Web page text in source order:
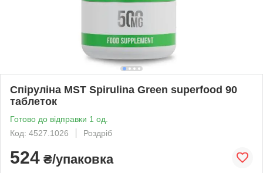
Спіруліна MST Spirulina Green superfood 90
таблеток
Готово до відправки 1 од.
Код: 4527.1026
Роздріб
524 ₴/упаковка